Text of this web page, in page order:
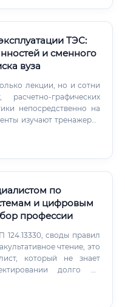
ТЭС:
и сменного
вуза
лекции, но и сотни
графических
непосредственно на
изучают тренажеры-
и авариях. Выбирая
и готовности
за безопасность
по
и цифровым
профессии
своды правил
чтение, это
который не знает
долго не
от региона, опыта,